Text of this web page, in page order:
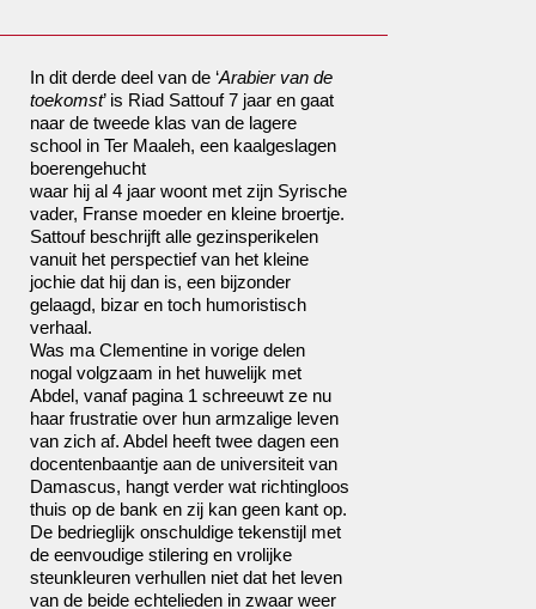
In dit derde deel van de ‘Arabier van de
toekomst’ is Riad Sattouf 7 jaar en gaat
naar de tweede klas van de lagere
school in Ter Maaleh, een kaalgeslagen
boerengehucht
waar hij al 4 jaar woont met zijn Syrische
vader, Franse moeder en kleine broertje.
Sattouf beschrijft alle gezinsperikelen
vanuit het perspectief van het kleine
jochie dat hij dan is, een bijzonder
gelaagd, bizar en toch humoristisch
verhaal.
Was ma Clementine in vorige delen
nogal volgzaam in het huwelijk met
Abdel, vanaf pagina 1 schreeuwt ze nu
haar frustratie over hun armzalige leven
van zich af. Abdel heeft twee dagen een
docentenbaantje aan de universiteit van
Damascus, hangt verder wat richtingloos
thuis op de bank en zij kan geen kant op.
De bedrieglijk onschuldige tekenstijl met
de eenvoudige stilering en vrolijke
steunkleuren verhullen niet dat het leven
van de beide echtelieden in zwaar weer